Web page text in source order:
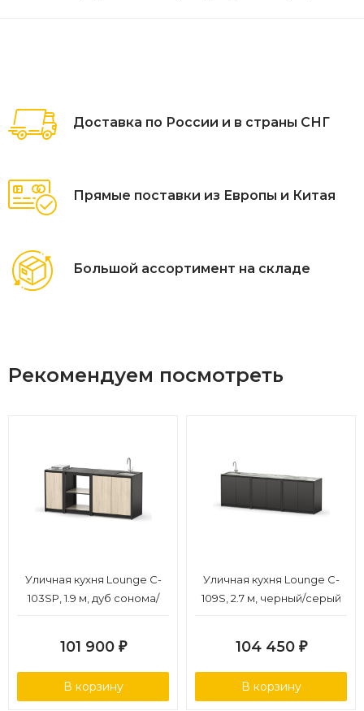
Доставка по России и в страны СНГ
Прямые поставки из Европы и Китая
Большой ассортимент на складе
Рекомендуем посмотреть
Уличная кухня Lounge C-
103SP, 1.9 м, дуб сонома/
101 900 ₽
В корзину
Уличная кухня Lounge C-
109S, 2.7 м, черный/серый
104 450 ₽
В корзину